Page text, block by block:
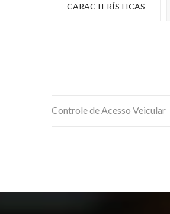
CARACTERÍSTICAS
Controle de Acesso Veicular